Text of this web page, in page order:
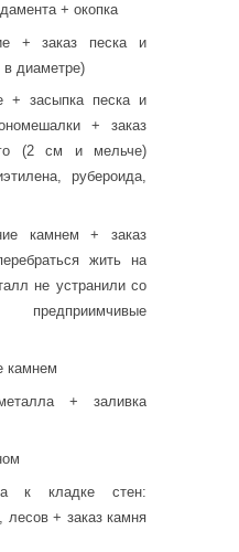
+ окопка
+ заказ песка и
в диаметре)
+ засыпка песка и
+ заказ
(2 см и мельче)
рубероида,
камнем + заказ
жить на
не устранили со
камнем
+ заливка
к кладке стен:
лесов + заказ камня